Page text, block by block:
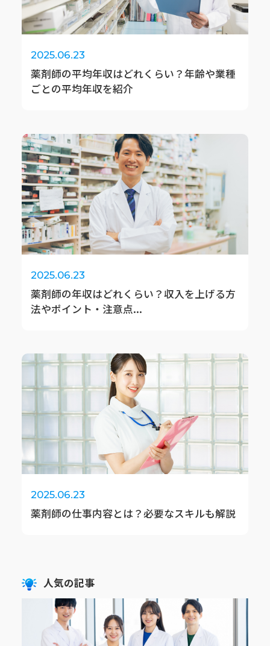
2025.06.23
薬剤師の平均年収はどれくらい？年齢や業種
ごとの平均年収を紹介
2025.06.23
薬剤師の年収はどれくらい？収入を上げる方
法やポイント・注意点...
2025.06.23
薬剤師の仕事内容とは？必要なスキルも解説
人気の記事